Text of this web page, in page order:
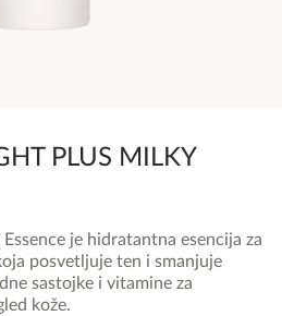
PLUS MILKY
je hidratantna esencija za
posvetljuje ten i smanjuje
sastojke i vitamine za
kože.